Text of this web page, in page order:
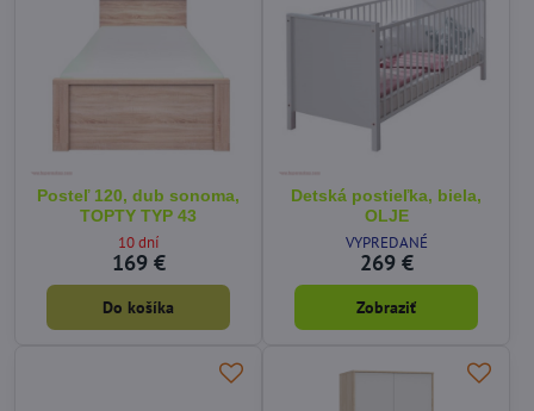
Posteľ 120, dub sonoma,
TOPTY TYP 43
10 dní
169 €
Do košíka
Detská postieľka, biela,
OLJE
VYPREDANÉ
269 €
Zobraziť